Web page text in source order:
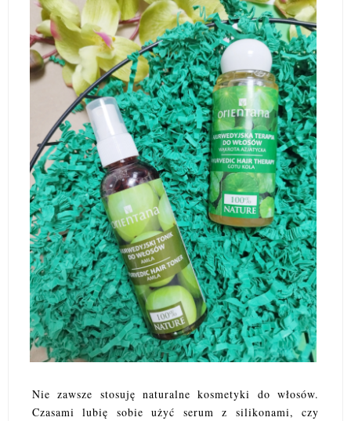
Nie zawsze stosuję naturalne kosmetyki do włosów.
Czasami lubię sobie użyć serum z silikonami, czy